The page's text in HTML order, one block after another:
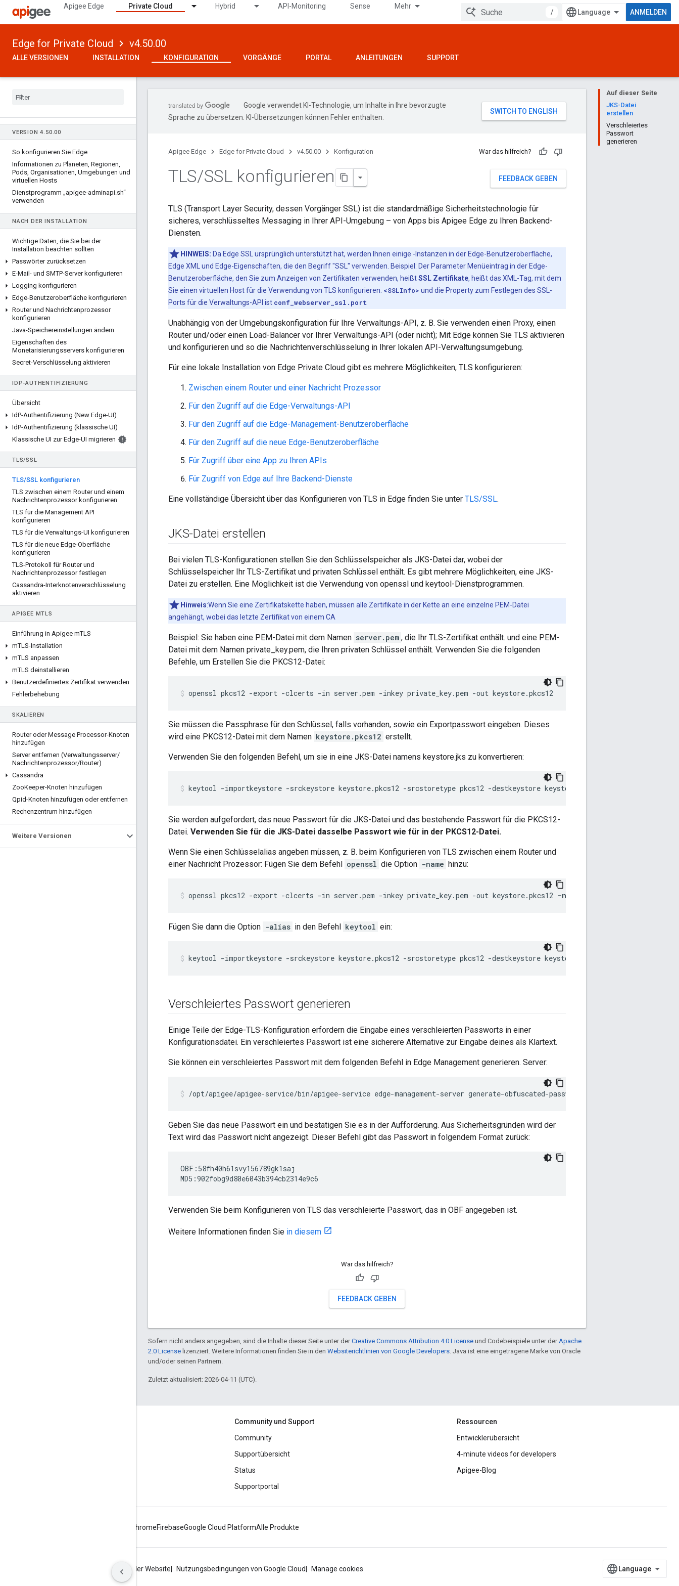
Apigee Edge Private Cloud Hybrid API-Monitoring Sense Mehr
/ ANMELDEN
Edge for Private Cloud v4.50.00
ALLE VERSIONEN INSTALLATION KONFIGURATION VORGÄNGE PORTAL ANLEITUNGEN SUPPORT
VERSION 4. 50.00
So konfigurieren Sie Edge
Informationen zu Planeten, Regionen,
Pods, Organisationen, Umgebungen und
virtuellen Hosts
Dienstprogramm „apigee-adminapi.sh“
verwenden
NACH DER INSTALLATION
Wichtige Daten, die Sie bei der
Installation beachten sollten
Passwörter zurücksetzen
E-Mail- und SMTP-Server konfigurieren
Logging konfigurieren
Edge-Benutzeroberfläche konfigurieren
Router und Nachrichtenprozessor
konfigurieren
Java-Speichereinstellungen ändern
Eigenschaften des
Monetarisierungsservers konfigurieren
Secret-Verschlüsselung aktivieren
IDP-AUTHENTIFIZIERUNG
Übersicht
IdP-Authentifizierung (New Edge-UI)
IdP-Authentifizierung (klassische UI)
Klassische UI zur Edge-UI migrieren
TLS/SSL
TLS/SSL konfigurieren
TLS zwischen einem Router und einem
Nachrichtenprozessor konfigurieren
TLS für die Management API
konfigurieren
TLS für die Verwaltungs-UI konfigurieren
TLS für die neue Edge-Oberfläche
konfigurieren
TLS-Protokoll für Router und
Nachrichtenprozessor festlegen
Cassandra-Interknotenverschlüsselung
aktivieren
APIGEE MTLS
Einführung in Apigee mTLS
mTLS-Installation
mTLS anpassen
mTLS deinstallieren
Benutzerdefiniertes Zertifikat verwenden
Fehlerbehebung
SKALIEREN
Router oder Message Processor-Knoten
hinzufügen
Server entfernen (Verwaltungsserver/
Nachrichtenprozessor/Router)
Cassandra
ZooKeeper-Knoten hinzufügen
Qpid-Knoten hinzufügen oder entfernen
Rechenzentrum hinzufügen
Weitere Versionen
Auf dieser Seite
JKS-Datei
erstellen
Verschleiertes
Passwort
generieren
Google verwendet KI-Technologie, um Inhalte in Ihre bevorzugte
Sprache zu übersetzen. KI-Übersetzungen können Fehler enthalten.
Apigee Edge Edge for Private Cloud v4.50.00 Konfiguration War das hilfreich?
FEEDBACK GEBEN
TLS/SSL konfigurieren
TLS (Transport Layer Security, dessen Vorgänger SSL) ist die standardmäßige Sicherheitstechnologie für
sicheres, verschlüsseltes Messaging in Ihrer API-Umgebung – von Apps bis Apigee Edge zu Ihren Backend-
Diensten.
HINWEIS: Da Edge SSL ursprünglich unterstützt hat, werden Ihnen einige -Instanzen in der Edge-Benutzeroberfläche,
Edge XML und Edge-Eigenschaften, die den Begriff "SSL" verwenden. Beispiel: Der Parameter Menüeintrag in der Edge-
Benutzeroberfläche, den Sie zum Anzeigen von Zertifikaten verwenden, heißtSSL Zertifikate, heißt das XML-Tag, mit dem
Sie einen virtuellen Host für die Verwendung von TLS konfigurieren. <SSLInfo> und die Property zum Festlegen des SSL-
Ports für die Verwaltungs-API ist conf_webserver_ssl.port
Unabhängig von der Umgebungskonfiguration für Ihre Verwaltungs-API, z. B. Sie verwenden einen Proxy, einen
Router und/oder einen Load-Balancer vor Ihrer Verwaltungs-API (oder nicht); Mit Edge können Sie TLS aktivieren
und konfigurieren und so die Nachrichtenverschlüsselung in Ihrer lokalen API-Verwaltungsumgebung.
Für eine lokale Installation von Edge Private Cloud gibt es mehrere Möglichkeiten, TLS konfigurieren:
Zwischen einem Router und einer Nachricht Prozessor
Für den Zugriff auf die Edge-Verwaltungs-API
Für den Zugriff auf die Edge-Management-Benutzeroberfläche
Für den Zugriff auf die neue Edge-Benutzeroberfläche
Für Zugriff über eine App zu Ihren APIs
Für Zugriff von Edge auf Ihre Backend-Dienste
Eine vollständige Übersicht über das Konfigurieren von TLS in Edge finden Sie unter TLS/SSL.
JKS-Datei erstellen
Bei vielen TLS-Konfigurationen stellen Sie den Schlüsselspeicher als JKS-Datei dar, wobei der
Schlüsselspeicher Ihr TLS-Zertifikat und privaten Schlüssel enthält. Es gibt mehrere Möglichkeiten, eine JKS-
Datei zu erstellen. Eine Möglichkeit ist die Verwendung von openssl und keytool-Dienstprogrammen.
Hinweis:Wenn Sie eine Zertifikatskette haben, müssen alle Zertifikate in der Kette an eine einzelne PEM-Datei
angehängt, wobei das letzte Zertifikat von einem CA
Beispiel: Sie haben eine PEM-Datei mit dem Namen server.pem , die Ihr TLS-Zertifikat enthält. und eine PEM-
Datei mit dem Namen private_key.pem, die Ihren privaten Schlüssel enthält. Verwenden Sie die folgenden
Befehle, um Erstellen Sie die PKCS12-Datei:
openssl pkcs12 -export -clcerts -in server.pem -inkey private_key.pem -out keystore.pkcs12
Sie müssen die Passphrase für den Schlüssel, falls vorhanden, sowie ein Exportpasswort eingeben. Dieses
wird eine PKCS12-Datei mit dem Namen keystore.pkcs12 erstellt.
Verwenden Sie den folgenden Befehl, um sie in eine JKS-Datei namens keystore.jks zu konvertieren:
keytool -importkeystore -srckeystore keystore.pkcs12 -srcstoretype pkcs12 -destkeystore keystore.jks -deststoretype jks
Sie werden aufgefordert, das neue Passwort für die JKS-Datei und das bestehende Passwort für die PKCS12-
Datei. Verwenden Sie für die JKS-Datei dasselbe Passwort wie für in der PKCS12-Datei.
Wenn Sie einen Schlüsselalias angeben müssen, z. B. beim Konfigurieren von TLS zwischen einem Router und
einer Nachricht Prozessor: Fügen Sie dem Befehl openssl die Option -name hinzu:
openssl pkcs12 -export -clcerts -in server.pem -inkey private_key.pem -out keystore.pkcs12 -name devtest
Fügen Sie dann die Option -alias in den Befehl keytool ein:
keytool -importkeystore -srckeystore keystore.pkcs12 -srcstoretype pkcs12 -destkeystore keystore.jks -deststoretype jks
Verschleiertes Passwort generieren
Einige Teile der Edge-TLS-Konfiguration erfordern die Eingabe eines verschleierten Passworts in einer
Konfigurationsdatei. Ein verschleiertes Passwort ist eine sicherere Alternative zur Eingabe deines als Klartext.
Sie können ein verschleiertes Passwort mit dem folgenden Befehl in Edge Management generieren. Server:
/opt/apigee/apigee-service/bin/apigee-service edge-management-server generate-obfuscated-password
Geben Sie das neue Passwort ein und bestätigen Sie es in der Aufforderung. Aus Sicherheitsgründen wird der
Text wird das Passwort nicht angezeigt. Dieser Befehl gibt das Passwort in folgendem Format zurück:
OBF:58fh40h61svy156789gk1saj
MD5:902fobg9d80e6043b394cb2314e9c6
Verwenden Sie beim Konfigurieren von TLS das verschleierte Passwort, das in OBF angegeben ist.
Weitere Informationen finden Sie in diesem
War das hilfreich?
FEEDBACK GEBEN
Sofern nicht anders angegeben, sind die Inhalte dieser Seite unter derCreative Commons Attribution 4.0 License und Codebeispiele unter derApache
2.0 License lizenziert. Weitere Informationen finden Sie in den Websiterichtlinien von Google Developers. Java ist eine eingetragene Marke von Oracle
und/oder seinen Partnern.
Zuletzt aktualisiert: 2026-04-11 (UTC).
Community und Support
Community
Supportübersicht
Status
Supportportal
Ressourcen
Entwicklerübersicht
4-minute videos for developers
Apigee-Blog
ChromeFirebaseGoogle Cloud PlatformAlle Produkte
Nutzungsbedingungen der Website Nutzungsbedingungen von Google Cloud Manage cookies